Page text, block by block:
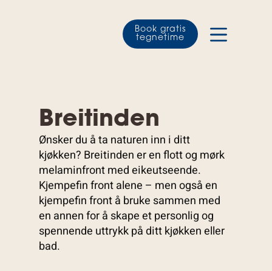
Book gratis
tegnetime
Breitinden
Ønsker du å ta naturen inn i ditt
kjøkken? Breitinden er en flott og mørk
melaminfront med eikeutseende.
Kjempefin front alene – men også en
kjempefin front å bruke sammen med
en annen for å skape et personlig og
spennende uttrykk på ditt kjøkken eller
bad.